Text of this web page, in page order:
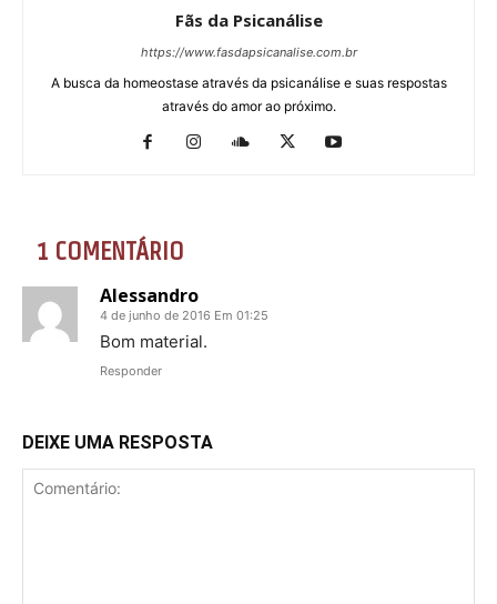
Fãs da Psicanálise
https://www.fasdapsicanalise.com.br
A busca da homeostase através da psicanálise e suas respostas
através do amor ao próximo.
1 COMENTÁRIO
Alessandro
4 de junho de 2016 Em 01:25
Bom material.
Responder
DEIXE UMA RESPOSTA